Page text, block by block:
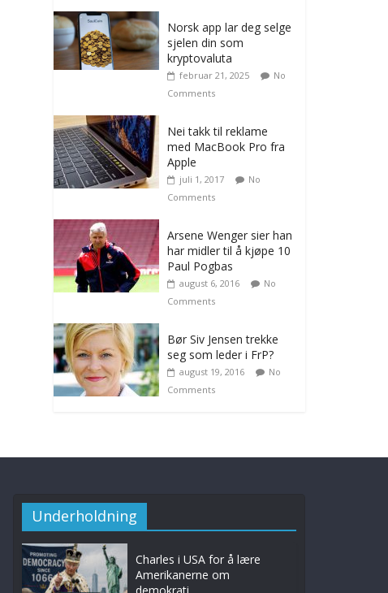
Norsk app lar deg selge
sjelen din som
kryptovaluta
februar 21, 2025
No
Comments
Nei takk til reklame
med MacBook Pro fra
Apple
juli 1, 2017
No
Comments
Arsene Wenger sier han
har midler til å kjøpe 10
Paul Pogbas
august 6, 2016
No
Comments
Bør Siv Jensen trekke
seg som leder i FrP?
august 19, 2016
No
Comments
Underholdning
Charles i USA for å lære
Amerikanerne om